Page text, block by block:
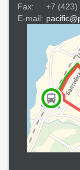
Fax:
+7 (423)
E-mail: